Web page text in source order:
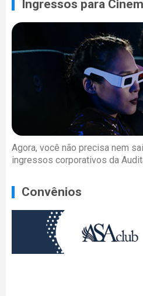
Ingressos para
Agora, você não precisa nem
ingressos corporativos da
Convênios